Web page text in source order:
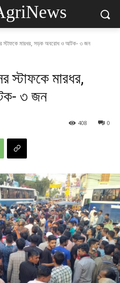
স্টাফকে মারধর, সড়ক অবরোধ ও আটক- ৩ জন
স্টাফকে মারধর,
৩ জন
0
408